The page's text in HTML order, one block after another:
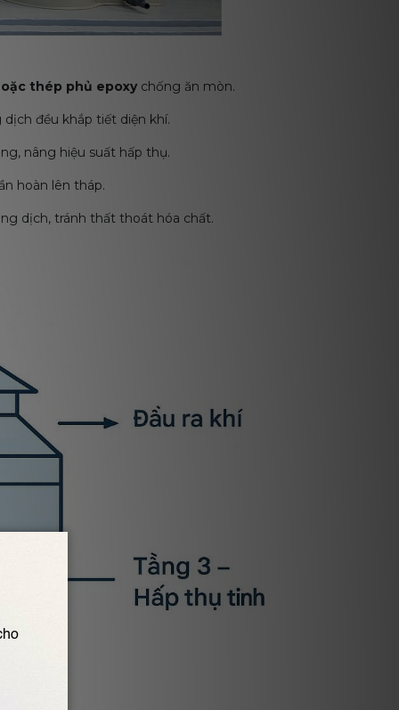
thép phủ epoxy chống ăn mòn.
đều khắp tiết diện khí.
nâng hiệu suất hấp thụ.
hoàn lên tháp.
dịch, tránh thất thoát hóa chất.